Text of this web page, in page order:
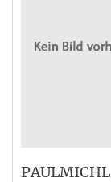
PAULMICHL